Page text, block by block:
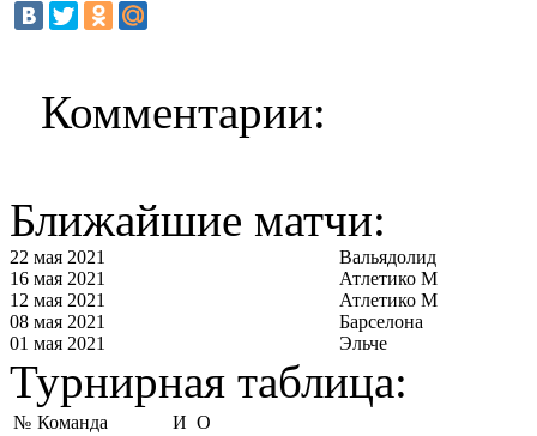
Комментарии:
Ближайшие матчи:
22 мая 2021
Вальядолид
16 мая 2021
Атлетико М
12 мая 2021
Атлетико М
08 мая 2021
Барселона
01 мая 2021
Эльче
Турнирная таблица:
№ Команда И О